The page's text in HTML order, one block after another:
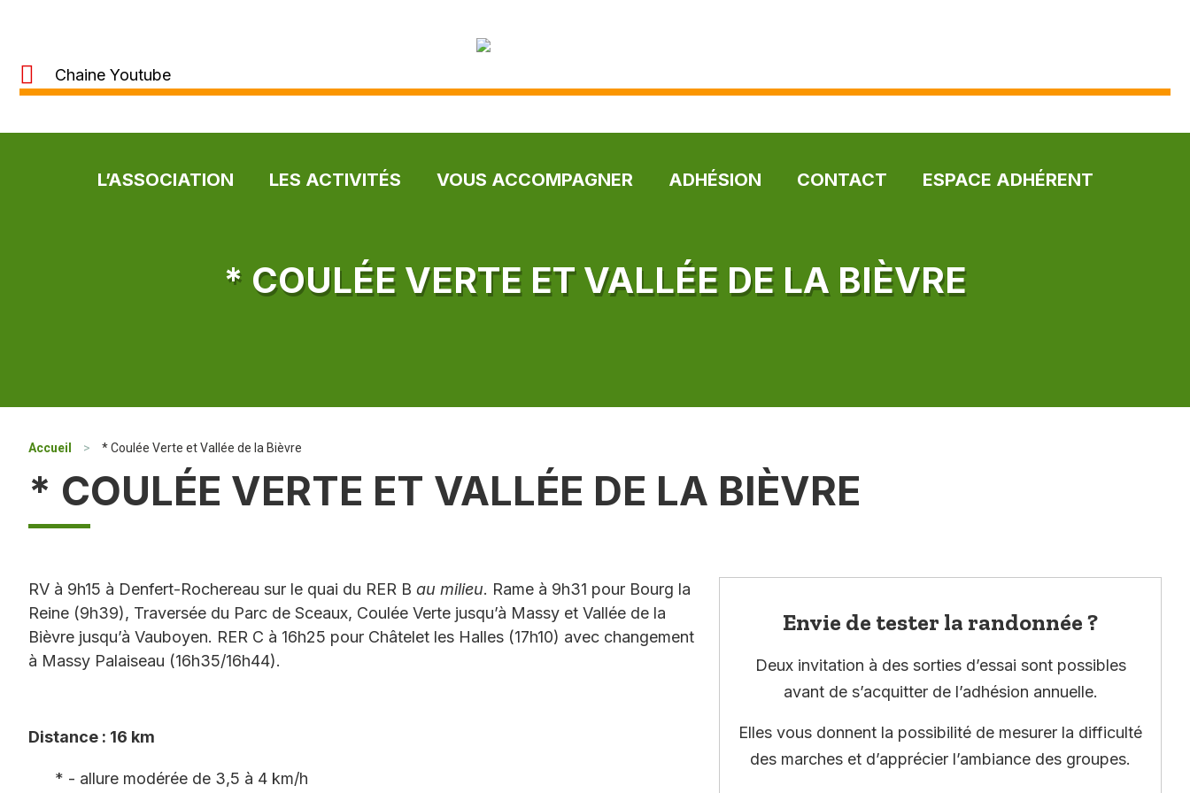
Chaine Youtube
L’ASSOCIATION LES ACTIVITÉS VOUS ACCOMPAGNER ADHÉSION CONTACT ESPACE ADHÉRENT
* COULÉE VERTE ET VALLÉE DE LA BIÈVRE
Accueil > * Coulée Verte et Vallée de la Bièvre
* COULÉE VERTE ET VALLÉE DE LA BIÈVRE
RV à 9h15 à Denfert-Rochereau sur le quai du RER B au milieu. Rame à 9h31 pour Bourg la
Reine (9h39), Traversée du Parc de Sceaux, Coulée Verte jusqu’à Massy et Vallée de la
Bièvre jusqu’à Vauboyen. RER C à 16h25 pour Châtelet les Halles (17h10) avec changement
à Massy Palaiseau (16h35/16h44).
Distance : 16 km
* - allure modérée de 3,5 à 4 km/h
Envie de tester la randonnée ?
Deux invitation à des sorties d’essai sont possibles
avant de s’acquitter de l’adhésion annuelle.
Elles vous donnent la possibilité de mesurer la difficulté
des marches et d’apprécier l’ambiance des groupes.